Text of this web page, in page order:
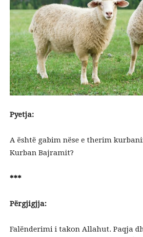
Pyetja:
A është gabim nëse e therim
Kurban Bajramit?
***
Përgjigjja:
Falënderimi i takon Allahut. Paqja